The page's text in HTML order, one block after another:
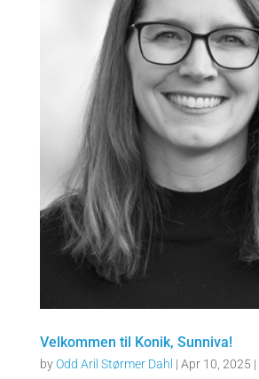
Velkommen til Konik, Sunniva!
byOdd Aril Størmer Dahl | Apr 10, 2025 |